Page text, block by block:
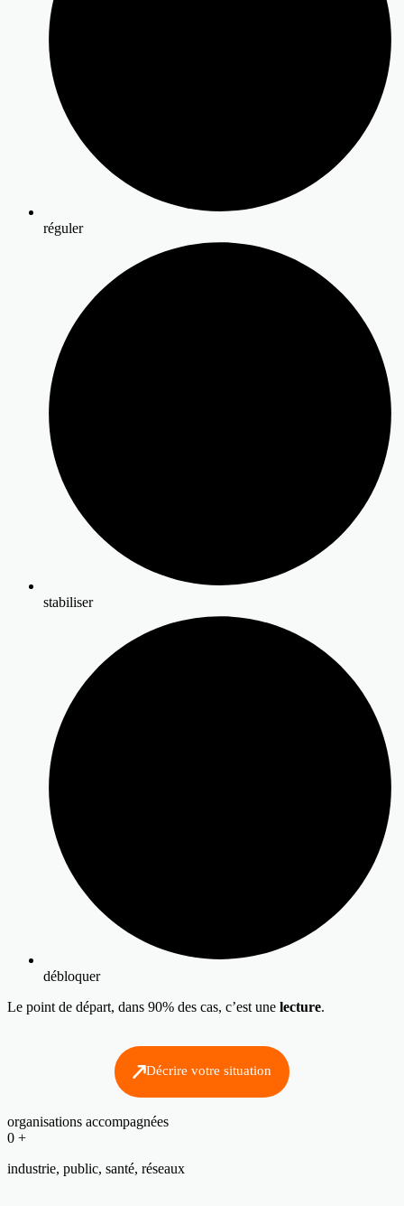
réguler
stabiliser
débloquer
Le point de départ, dans 90% des cas, c’est une lecture.
Décrire votre situation
organisations accompagnées
0 +
industrie, public, santé, réseaux